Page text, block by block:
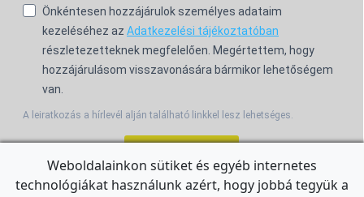
Önkéntesen hozzájárulok személyes adataim
kezeléséhez az Adatkezelési tájékoztatóban
részletezetteknek megfelelően. Megértettem, hogy
hozzájárulásom visszavonására bármikor lehetőségem
van.
A leiratkozás a hírlevél alján található linkkel lesz lehetséges.
Weboldalainkon sütiket és egyéb internetes
technológiákat használunk azért, hogy jobbá tegyük a